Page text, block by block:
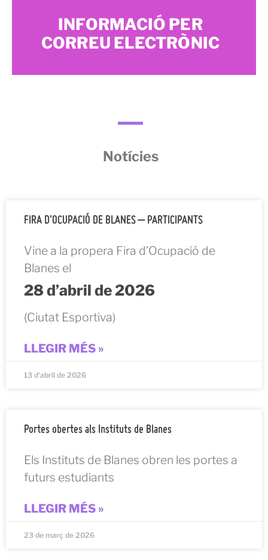
INFORMACIÓ PER
CORREU ELECTRÒNIC
Notícies
FIRA D’OCUPACIÓ DE BLANES – PARTICIPANTS
Vine a la propera Fira d’Ocupació de
Blanes el
28 d’abril de 2026
(Ciutat Esportiva)
LLEGIR MÉS »
13 d'abril de 2026
Portes obertes als Instituts de Blanes
Els Instituts de Blanes obren les portes a
futurs estudiants
LLEGIR MÉS »
23 de març de 2026